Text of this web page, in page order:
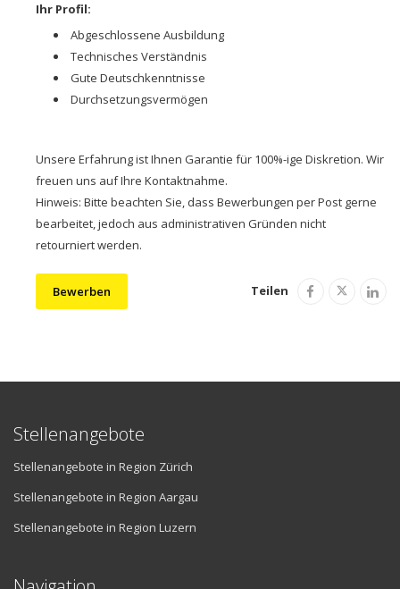
Ihr Profil:
Abgeschlossene Ausbildung
Technisches Verständnis
Gute Deutschkenntnisse
Durchsetzungsvermögen
Unsere Erfahrung ist Ihnen Garantie für 100%-ige Diskretion. Wir
freuen uns auf Ihre Kontaktnahme.
Hinweis: Bitte beachten Sie, dass Bewerbungen per Post gerne
bearbeitet, jedoch aus administrativen Gründen nicht
retourniert werden.
Bewerben Teilen
Stellenangebote
Stellenangebote in Region Zürich
Stellenangebote in Region Aargau
Stellenangebote in Region Luzern